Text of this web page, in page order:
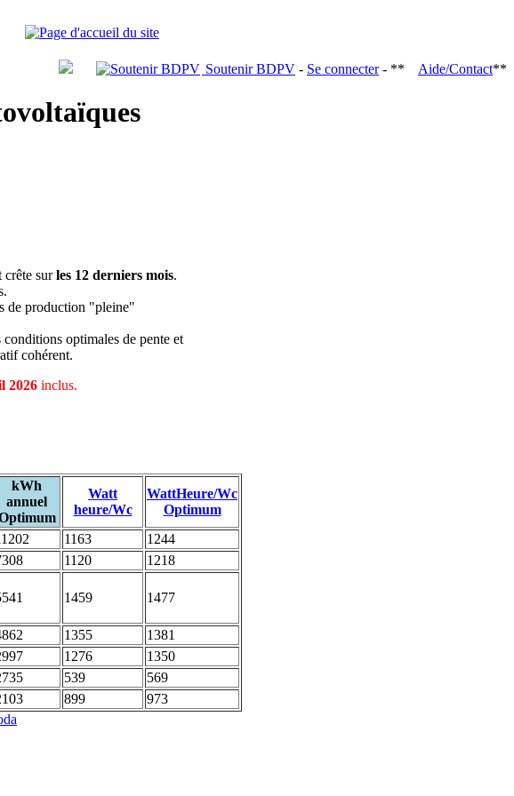
Soutenir BDPV - Se connecter- ** Aide/Contact**
crête surles 12 derniers mois.
de production "pleine"
optimales de pente et
cohérent.
2026inclus.
kWh
annuel
Watt
heure/Wc
WattHeure/Wc
Optimum
1163
1244
1120 1218
1459 1477
1355
1381
1276
1350
539
569
899
973